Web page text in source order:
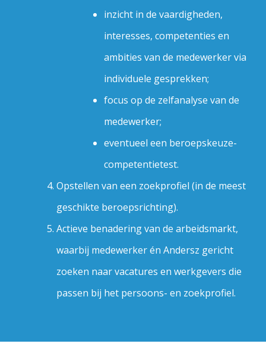
inzicht in de vaardigheden,
interesses, competenties en
ambities van de medewerker via
individuele gesprekken;
focus op de zelfanalyse van de
medewerker;
eventueel een beroepskeuze-
competentietest.
Opstellen van een zoekprofiel (in de meest
geschikte beroepsrichting).
Actieve benadering van de arbeidsmarkt,
waarbij medewerker én Andersz gericht
zoeken naar vacatures en werkgevers die
passen bij het persoons- en zoekprofiel.